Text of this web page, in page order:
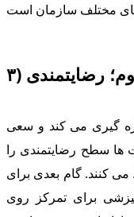
گیری می كند و سعی
ها سطح رضایتمندی را
كنند. گام بعدی برای
برای تمركز روی